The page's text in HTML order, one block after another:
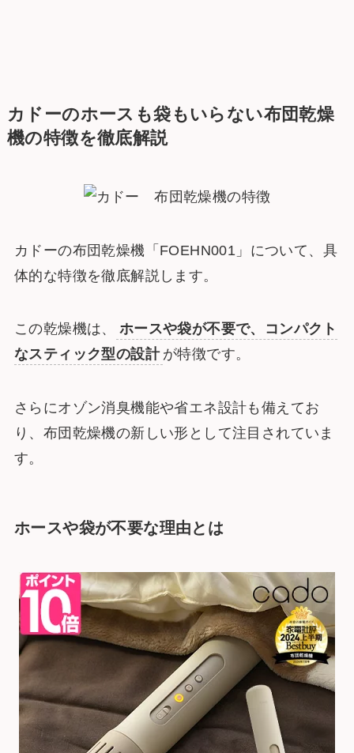
カドーのホースも袋もいらない布団乾燥
機の特徴を徹底解説
カドーの布団乾燥機「FOEHN001」について、具
体的な特徴を徹底解説します。
この乾燥機は、
ホースや袋が不要で、コンパクト
なスティック型の設計 が特徴です。
さらにオゾン消臭機能や省エネ設計も備えてお
り、布団乾燥機の新しい形として注目されていま
す。
ホースや袋が不要な理由とは